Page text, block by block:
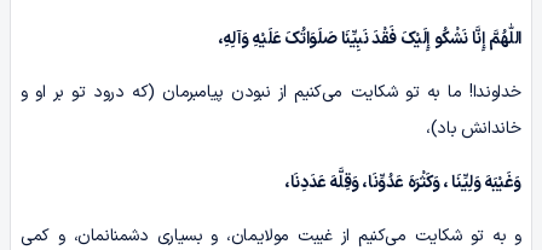
اللّٰهُمَّ إِنَّا نَشْکُو إِلَیْکَ فَقْدَ نَبِیِّنَا صَلَوَاتُکَ عَلَیْهِ وَآلِهِ،
خداوندا! ما به تو شکایت می‌کنیم از نبودن پیامبرمان (که درود تو بر او و
خاندانش باد)،
وَغَیْبَهَ وَلِیِّنَا ، وَکَثْرَهَ عَدُوِّنَا، وَقِلَّهَ عَدَدِنَا،
و به تو شکایت می‌کنیم از غیبت مولایمان، و بسیاری دشمنانمان، و کمی